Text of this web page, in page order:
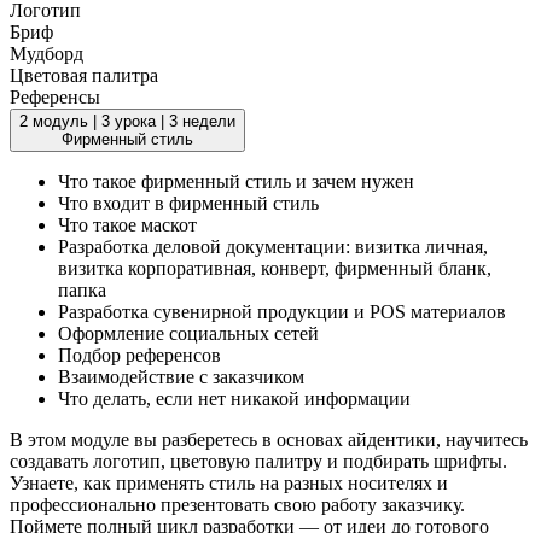
Логотип
Бриф
Мудборд
Цветовая палитра
Референсы
2 модуль | 3 урока | 3 недели
Фирменный стиль
Что такое фирменный стиль и зачем нужен
Что входит в фирменный стиль
Что такое маскот
Разработка деловой документации: визитка личная,
визитка корпоративная, конверт, фирменный бланк,
папка
Разработка сувенирной продукции и РОS материалов
Оформление социальных сетей
Подбор референсов
Взаимодействие с заказчиком
Что делать, если нет никакой информации
В этом модуле вы разберетесь в основах айдентики, научитесь
создавать логотип, цветовую палитру и подбирать шрифты.
Узнаете, как применять стиль на разных носителях и
профессионально презентовать свою работу заказчику.
Поймете полный цикл разработки — от идеи до готового